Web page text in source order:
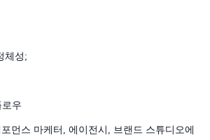
체성;
우
먼스 마케터, 에이전시, 브랜드 스튜디오에